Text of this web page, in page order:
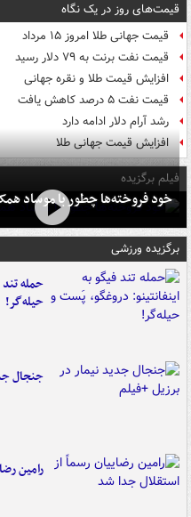
قیمت‌های روز در یک نگاه
قیمت جهانی طلا امروز ۱۵ مرداد
قیمت نفت برنت به ۷۹ دلار رسید
افزایش قیمت طلا و نقره جهانی
قیمت نفت ۵ درصد کاهش یافت
رشد آرام دلار ادامه دارد
افزایش قیمت جهانی طلا
فیلم برگزیده
خود فروخته‌ها چطور با موساد
برگزیده ورزشی
حمله
حیله‌گر!
جنجال
رامین